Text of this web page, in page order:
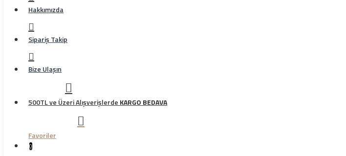
Hakkımızda
Sipariş Takip
Bize Ulaşın
500TL ve Üzeri Alışverişlerde KARGO BEDAVA
Favoriler
0